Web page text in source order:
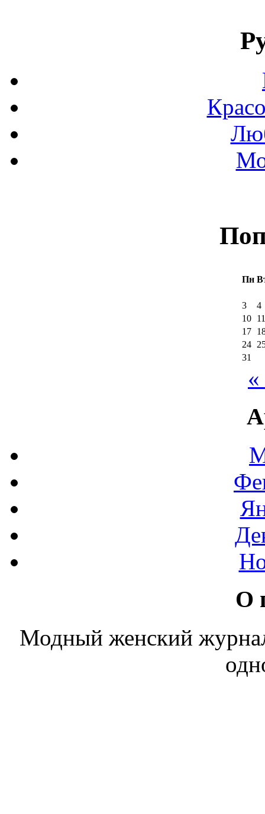
Пн
3
4
10
11
17
24
31
О
Модный женский